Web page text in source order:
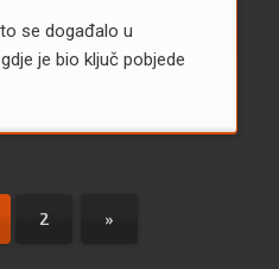
se događalo u
je bio ključ pobjede
2 »